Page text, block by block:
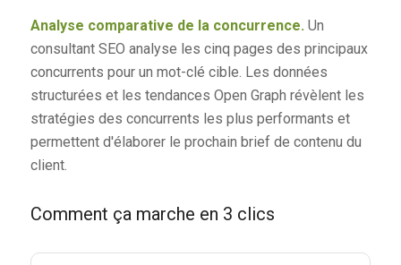
Analyse comparative de la concurrence.Un
consultant SEO analyse les cinq pages des principaux
concurrents pour un mot-clé cible. Les données
structurées et les tendances Open Graph révèlent les
stratégies des concurrents les plus performants et
permettent d'élaborer le prochain brief de contenu du
client.
Comment ça marche en 3 clics